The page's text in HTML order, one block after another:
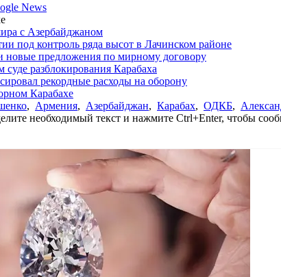
News
с Азербайджаном
под контроль ряда высот в Лачинском районе
новые предложения по мирному договору
суде разблокирования Карабаха
рекордные расходы на оборону
Карабахе
, Армения, Азербайджан, Карабах, ОДКБ,
необходимый текст и нажмите Ctrl+Enter, чтобы